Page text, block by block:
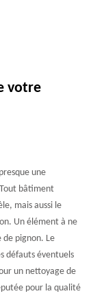
votre
une
bâtiment
mais aussi le
Un élément à ne
de pignon. Le
défauts éventuels
un nettoyage de
pour la qualité